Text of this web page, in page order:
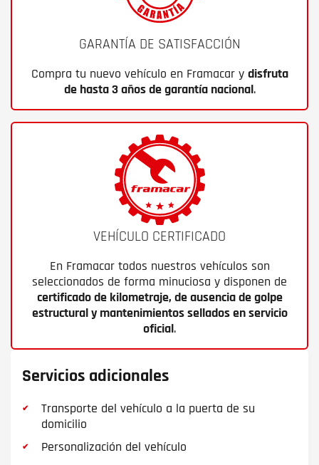
GARANTÍA DE SATISFACCIÓN
Compra tu nuevo vehículo en Framacar y disfruta
de hasta 3 años de garantía nacional.
VEHÍCULO CERTIFICADO
En Framacar todos nuestros vehículos son
seleccionados de forma minuciosa y disponen de
certificado de kilometraje, de ausencia de golpe
estructural y mantenimientos sellados en servicio
oficial.
Servicios adicionales
Transporte del vehículo a la puerta de su
domicilio
Personalización del vehículo